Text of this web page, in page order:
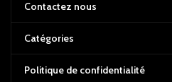
Contactez nous
Catégories
Politique de confidentialité